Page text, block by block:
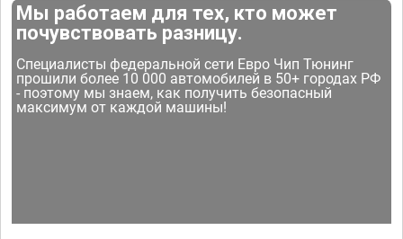
Мы работаем для тех, кто может
почувствовать разницу.
Специалисты федеральной сети Евро Чип Тюнинг
прошили более 10 000 автомобилей в 50+ городах РФ
- поэтому мы знаем, как получить безопасный
максимум от каждой машины!